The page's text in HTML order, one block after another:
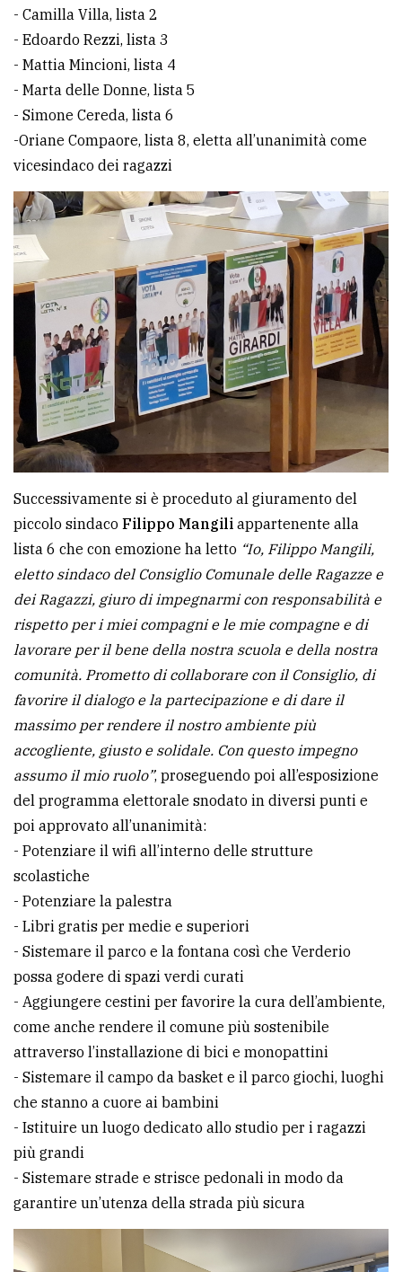
- Camilla Villa, lista 2
- Edoardo Rezzi, lista 3
- Mattia Mincioni, lista 4
- Marta delle Donne, lista 5
- Simone Cereda, lista 6
-Oriane Compaore, lista 8, eletta all’unanimità come
vicesindaco dei ragazzi
Successivamente si è proceduto al giuramento del
piccolo sindaco Filippo Mangili appartenente alla
lista 6 che con emozione ha letto “Io, Filippo Mangili,
eletto sindaco del Consiglio Comunale delle Ragazze e
dei Ragazzi, giuro di impegnarmi con responsabilità e
rispetto per i miei compagni e le mie compagne e di
lavorare per il bene della nostra scuola e della nostra
comunità. Prometto di collaborare con il Consiglio, di
favorire il dialogo e la partecipazione e di dare il
massimo per rendere il nostro ambiente più
accogliente, giusto e solidale. Con questo impegno
assumo il mio ruolo”, proseguendo poi all’esposizione
del programma elettorale snodato in diversi punti e
poi approvato all’unanimità:
- Potenziare il wifi all’interno delle strutture
scolastiche
- Potenziare la palestra
- Libri gratis per medie e superiori
- Sistemare il parco e la fontana così che Verderio
possa godere di spazi verdi curati
- Aggiungere cestini per favorire la cura dell’ambiente,
come anche rendere il comune più sostenibile
attraverso l’installazione di bici e monopattini
- Sistemare il campo da basket e il parco giochi, luoghi
che stanno a cuore ai bambini
- Istituire un luogo dedicato allo studio per i ragazzi
più grandi
- Sistemare strade e strisce pedonali in modo da
garantire un’utenza della strada più sicura